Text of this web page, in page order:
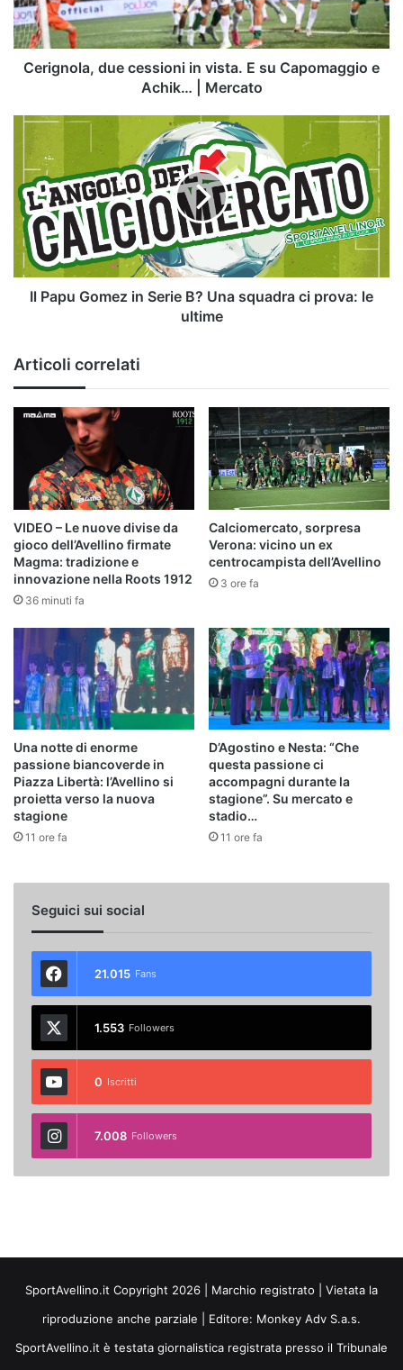
su
Capomaggio
e
Achik…
Cerignola, due cessioni in vista. E su Capomaggio e
Achik… | Mercato
Papu
Gomez
Serie
B?
Una
squadra
ci
prova:
Il Papu Gomez in Serie B? Una squadra ci prova: le
ultime
Articoli correlati
VIDEO – Le nuove divise da
gioco dell’Avellino firmate
Magma: tradizione e
innovazione nella Roots 1912
36 minuti fa
Calciomercato, sorpresa
Verona: vicino un ex
centrocampista dell’Avellino
3 ore fa
Una notte di enorme
passione biancoverde in
Piazza Libertà: l’Avellino si
proietta verso la nuova
stagione
11 ore fa
D’Agostino e Nesta: “Che
questa passione ci
accompagni durante la
stagione”. Su mercato e
stadio…
11 ore fa
Seguici sui social
21.015 Fans
1.553 Followers
0 Iscritti
7.008 Followers
SportAvellino.it Copyright 2026 | Marchio registrato | Vietata la
riproduzione anche parziale | Editore: Monkey Adv S.a.s.
SportAvellino.it è testata giornalistica registrata presso il Tribunale